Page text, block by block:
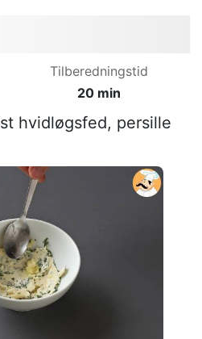
Tilberedningstid
20 min
hvidløgsfed, persille